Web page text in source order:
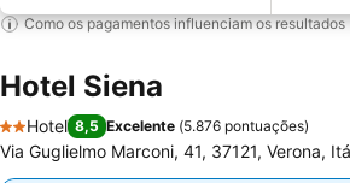
Como os pagamentos influenciam os resultados
Hotel Siena
2 Estrelas
Hotel 8,5 Excelente (5.876 pontuações)
Via Guglielmo Marconi, 41, 37121, Verona,